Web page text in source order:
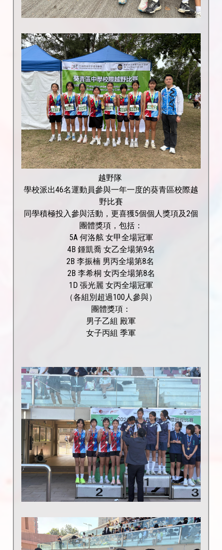
越野隊
學校派出46名運動員參與一年一度的葵青區校際越
野比賽
同學積極投入參與活動，更喜獲5個個人獎項及2個
團體獎項，包括：
5A 何洛舷 女甲全場冠軍
4B 鍾凱喬 女乙全場第9名
2B 李振楠 男丙全場第8名
2B 李希桐 女丙全場第8名
1D 張光麗 女丙全場冠軍
（各組別超過100人參與）
團體獎項：
男子乙組 殿軍
女子丙組 季軍